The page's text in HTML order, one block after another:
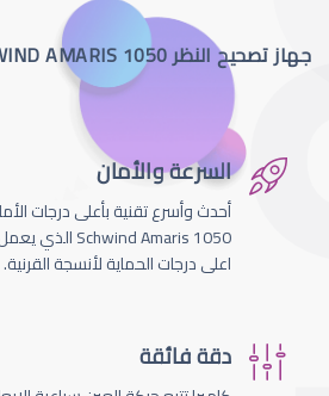
جهاز تصحيح النظر SCHWIND AMARIS 1050
السرعة والأمان
أحدث وأسرع تقنية بأعلى درجات
اعلى درجات الحماية لأنسجة القرنية.
دقة فائقة